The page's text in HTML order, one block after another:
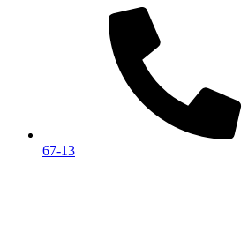
67-13